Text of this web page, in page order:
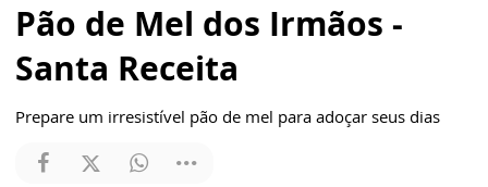
Pão de Mel dos Irmãos -
Santa Receita
Prepare um irresistível pão de mel para adoçar seus dias